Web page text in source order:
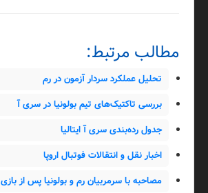
مطالب مرتبط:
تحلیل عملکرد سردار آزمون در رم
بررسی تاکتیک‌های تیم بولونیا در سری آ
جدول رده‌بندی سری آ ایتالیا
اخبار نقل و انتقالات فوتبال اروپا
مصاحبه با سرمربیان رم و بولونیا پس از بازی